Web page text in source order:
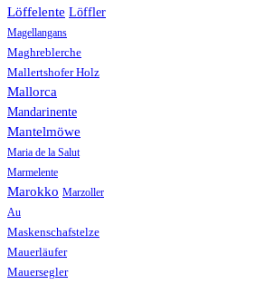
Löffelente Löffler
Magellangans
Maghreblerche
Mallertshofer Holz
Mallorca
Mandarinente
Mantelmöwe
Maria de la Salut
Marmelente
Marokko Marzoller
Au
Maskenschafstelze
Mauerläufer
Mauersegler